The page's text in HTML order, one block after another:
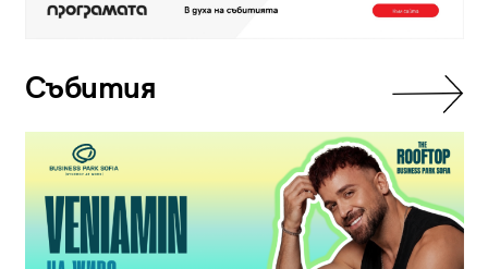
Събития